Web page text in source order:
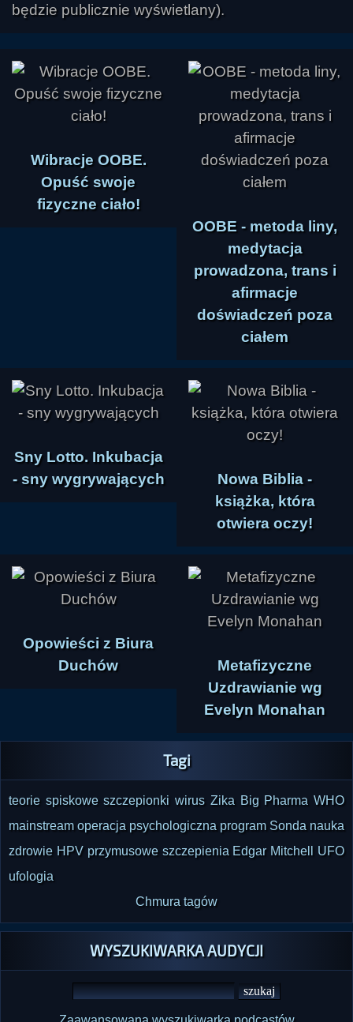
będzie publicznie wyświetlany).
Wibracje OOBE.
Opuść swoje
fizyczne ciało!
OOBE - metoda liny,
medytacja
prowadzona, trans i
afirmacje
doświadczeń poza
ciałem
Sny Lotto. Inkubacja
- sny wygrywających
Nowa Biblia -
książka, która
otwiera oczy!
Opowieści z Biura
Duchów
Metafizyczne
Uzdrawianie wg
Evelyn Monahan
Tagi
teorie spiskowe szczepionki wirus Zika Big Pharma WHO
mainstream operacja psychologiczna program Sonda nauka
zdrowie HPV przymusowe szczepienia Edgar Mitchell
UFO
ufologia
Chmura tagów
WYSZUKIWARKA AUDYCJI